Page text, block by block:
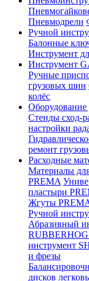
Пневмодрели
Ручной
Балонные
Инструмент
Инструмент
Ручные
грузовых шин
колёс
Оборудование
Стенды сход-
настройки
ремонт
Расходные
Материалы
PREMA
пластыри
Жгуты
Ручной
Абразивный
инструмент
и фрезы
дисков